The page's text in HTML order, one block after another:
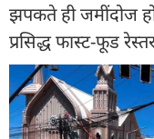
झपकते ही जमींदोज
प्रसिद्ध फास्ट-फूड